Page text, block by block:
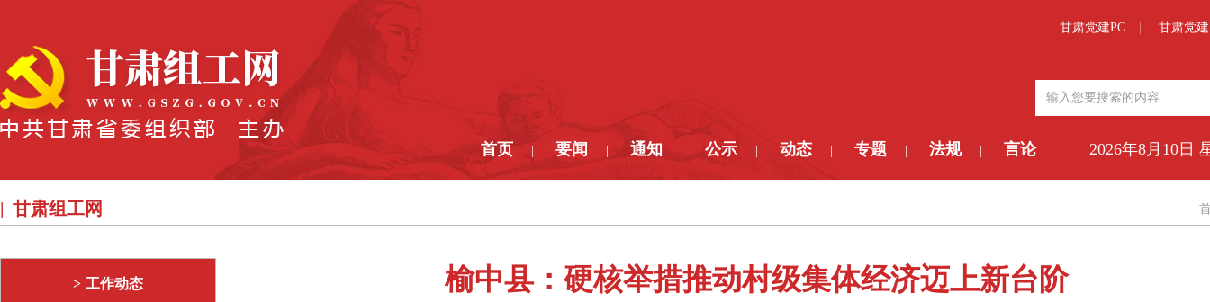
甘肃党建PC 甘肃党
首页 要闻 通知 公示 动态 专题 法规 言论 2026年8月10日
甘肃组工网
工作动态 榆中县：硬核举措推动村级集体经济迈上新台阶